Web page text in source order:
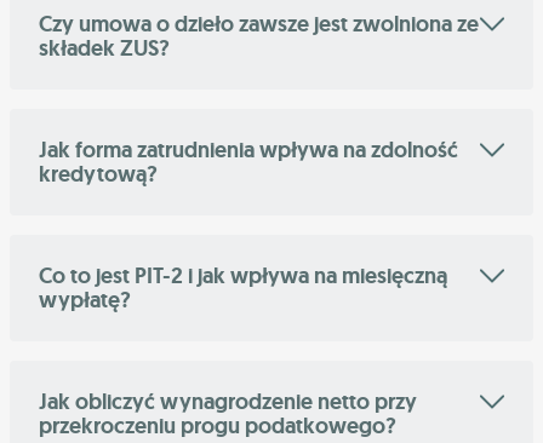
Czy umowa o dzieło zawsze jest zwolniona ze
składek ZUS?
Jak forma zatrudnienia wpływa na zdolność
kredytową?
Co to jest PIT-2 i jak wpływa na miesięczną
wypłatę?
Jak obliczyć wynagrodzenie netto przy
przekroczeniu progu podatkowego?